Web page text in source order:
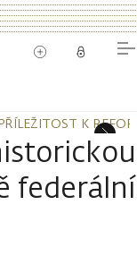
K
K
federální